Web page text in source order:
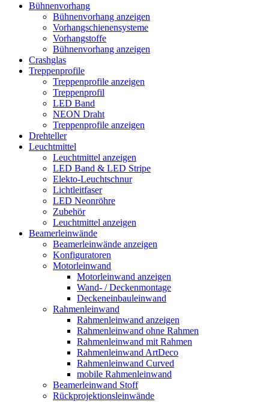
Bühnenvorhang
Bühnenvorhang anzeigen
Vorhangschienensysteme
Vorhangstoffe
Bühnenvorhang anzeigen
Crashglas
Treppenprofile
Treppenprofile anzeigen
Treppenprofil
LED Band
NEON Draht
Treppenprofile anzeigen
Drehteller
Leuchtmittel
Leuchtmittel anzeigen
LED Band & LED Stripe
Elekto-Leuchtschnur
Lichtleitfaser
LED Neonröhre
Zubehör
Leuchtmittel anzeigen
Beamerleinwände
Beamerleinwände anzeigen
Konfiguratoren
Motorleinwand
Motorleinwand anzeigen
Wand- / Deckenmontage
Deckeneinbauleinwand
Rahmenleinwand
Rahmenleinwand anzeigen
Rahmenleinwand ohne Rahmen
Rahmenleinwand mit Rahmen
Rahmenleinwand ArtDeco
Rahmenleinwand Curved
mobile Rahmenleinwand
Beamerleinwand Stoff
Rückprojektionsleinwände